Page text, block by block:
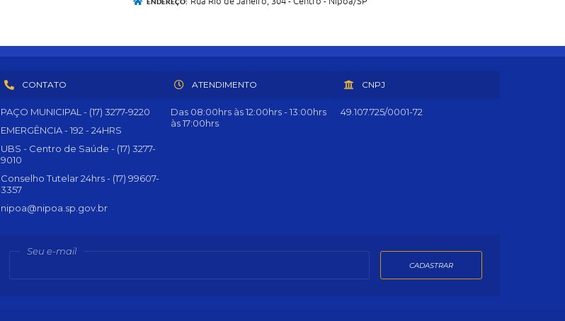
CONTATO
PAÇO MUNICIPAL - (17) 3277-9220
EMERGÊNCIA - 192 - 24HRS
UBS - Centro de Saúde - (17) 3277-
9010
Conselho Tutelar 24hrs - (17) 99607-
3357
nipoa@nipoa.sp.gov.br
ATENDIMENTO
Das 08:00hrs às 12:00hrs - 13:00hrs
às 17:00hrs
CNPJ
49.107.725/0001-72
Seu e-mail
CADASTRAR